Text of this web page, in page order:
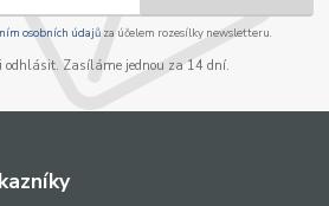
osobních údajůza účelem rozesílky newsletteru.
odhlásit. Zasíláme jednou za 14 dní.